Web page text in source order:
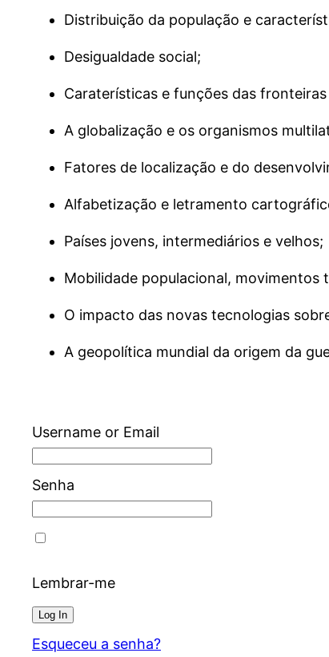
Distribuição da população e
Desigualdade social;
Caraterísticas e funções das
A globalização e os organismos
Fatores de localização e do
Alfabetização e letramento
Países jovens, intermediários e velhos;
Mobilidade populacional, movimentos
O impacto das novas tecnologias
A geopolítica mundial da origem da
Username or Email
Senha
Lembrar-me
Esqueceu a senha?